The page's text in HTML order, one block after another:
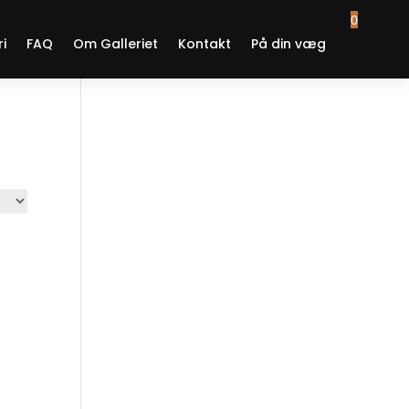
FAQ Om Galleriet Kontakt På din væg
0